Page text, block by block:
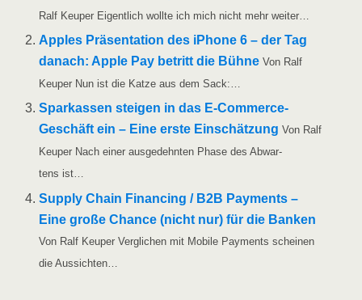
Ralf Keu­per Eigent­lich woll­te ich mich nicht mehr weiter…
App­les Prä­sen­ta­ti­on des iPho­ne 6 – der Tag
danach: Apple Pay betritt die Büh­ne Von Ralf
Keu­per Nun ist die Kat­ze aus dem Sack:…
Spar­kas­sen stei­gen in das E‑Com­­mer­ce-
Geschäft ein – Eine ers­te Ein­schät­zung Von Ralf
Keu­per Nach einer aus­ge­dehn­ten Pha­se des Abwar­
tens ist…
Sup­p­ly Chain Finan­cing /​​ B2B Pay­ments –
Eine gro­ße Chan­ce (nicht nur) für die Ban­ken
Von Ralf Keu­per Ver­gli­chen mit Mobi­le Pay­ments schei­nen
die Aussichten…